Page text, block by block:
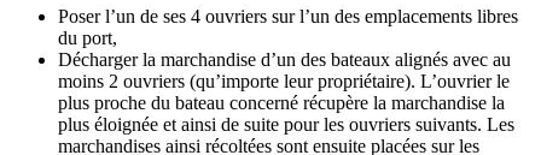
Poser l’un de ses 4 ouvriers sur l’un des emplacements libres
du port,
Décharger la marchandise d’un des bateaux alignés avec au
moins 2 ouvriers (qu’importe leur propriétaire). L’ouvrier le
plus proche du bateau concerné récupère la marchandise la
plus éloignée et ainsi de suite pour les ouvriers suivants. Les
marchandises ainsi récoltées sont ensuite placées sur les